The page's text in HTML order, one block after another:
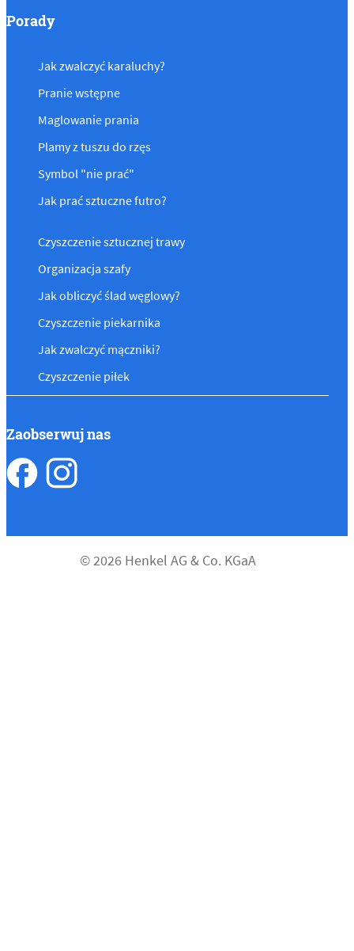
Porady
Jak zwalczyć karaluchy?
Pranie wstępne
Maglowanie prania
Plamy z tuszu do rzęs
Symbol "nie prać"
Jak prać sztuczne futro?
Czyszczenie sztucznej trawy
Organizacja szafy
Jak obliczyć ślad węglowy?
Czyszczenie piekarnika
Jak zwalczyć mączniki?
Czyszczenie piłek
Zaobserwuj nas
© 2026 Henkel AG & Co. KGaA